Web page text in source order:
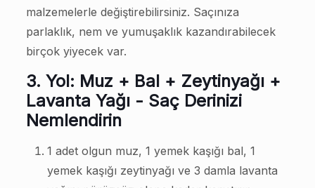
malzemelerle değiştirebilirsiniz. Saçınıza
parlaklık, nem ve yumuşaklık kazandırabilecek
birçok yiyecek var.
3. Yol: Muz + Bal + Zeytinyağı +
Lavanta Yağı - Saç Derinizi
Nemlendirin
1 adet olgun muz, 1 yemek kaşığı bal, 1
yemek kaşığı zeytinyağı ve 3 damla lavanta